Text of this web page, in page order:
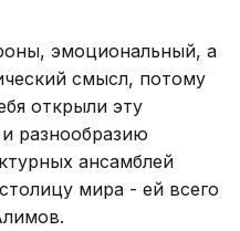
эмоциональный, а
смысл, потому
открыли эту
разнообразию
ансамблей
мира - ей всего